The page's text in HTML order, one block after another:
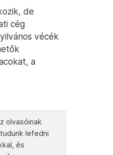
de
cég
vécék
a
olvasóinak
lefedni
és